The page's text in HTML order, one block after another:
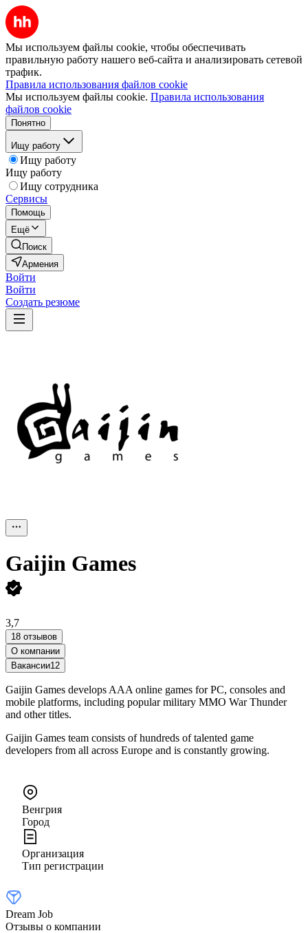
Мы используем файлы cookie, чтобы обеспечивать
правильную работу нашего веб-сайта и анализировать сетевой
трафик.
Правила использования файлов cookie
Мы используем файлы cookie. Правила использования
файлов cookie
Понятно
Ищу работу
Ищу работу
Ищу работу
Ищу сотрудника
Сервисы
Помощь
Ещё
Поиск
Армения
Войти
Войти
Создать резюме
Gaijin Games
3,7
18 отзывов
О компании
Вакансии12
Gaijin Games develops AAA online games for PC, consoles and
mobile platforms, including popular military MMO War Thunder
and other titles.
Gaijin Games team consists of hundreds of talented game
developers from all across Europe and is constantly growing.
Венгрия
Город
Организация
Тип регистрации
Dream Job
Отзывы о компании